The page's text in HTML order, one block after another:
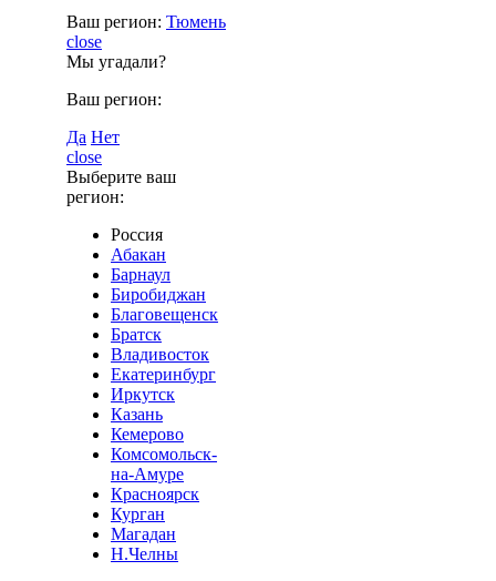
Ваш регион: Тюмень
close
Мы угадали?
Ваш регион:
Да Нет
close
Выберите ваш
регион:
Россия
Абакан
Барнаул
Биробиджан
Благовещенск
Братск
Владивосток
Екатеринбург
Иркутск
Казань
Кемерово
Комсомольск-
на-Амуре
Красноярск
Курган
Магадан
Н.Челны